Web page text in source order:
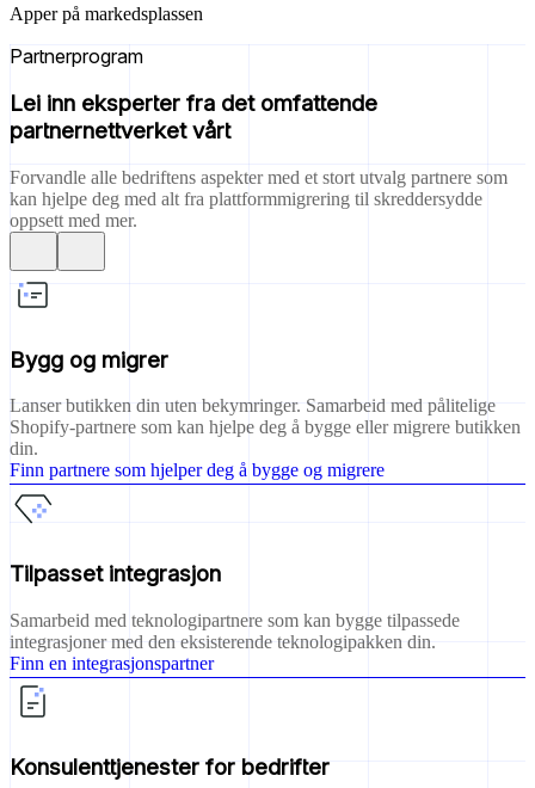
Apper på markedsplassen
Partnerprogram
Lei inn eksperter fra det omfattende
partnernettverket vårt
Forvandle alle bedriftens aspekter med et stort utvalg partnere som
kan hjelpe deg med alt fra plattformmigrering til skreddersydde
oppsett med mer.
Bygg og migrer
Lanser butikken din uten bekymringer. Samarbeid med pålitelige
Shopify-partnere som kan hjelpe deg å bygge eller migrere butikken
din.
Finn partnere som hjelper deg å bygge og migrere
Tilpasset integrasjon
Samarbeid med teknologipartnere som kan bygge tilpassede
integrasjoner med den eksisterende teknologipakken din.
Finn en integrasjonspartner
Konsulenttjenester for bedrifter